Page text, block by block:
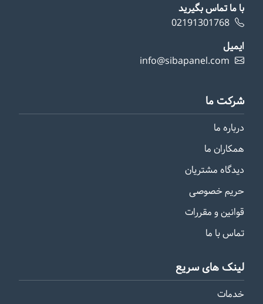
با ما تماس بگیرید
02191301768
ایمیل
info@sibapanel.com
شرکت ما
درباره ما
همکاران ما
دیدگاه مشتریان
حریم خصوصی
قوانین و مقررات
تماس با ما
لینک های سریع
خدمات